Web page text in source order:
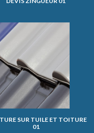
SUR TUILE ET TOITURE
01